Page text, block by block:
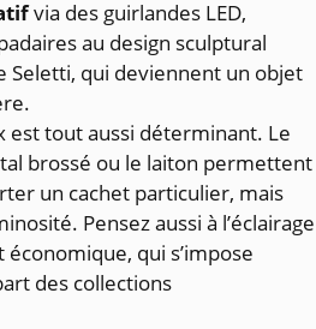
via des guirlandes LED,
au design sculptural
Seletti, qui deviennent un objet
est tout aussi déterminant. Le
brossé ou le laiton permettent
un cachet particulier, mais
Pensez aussi à l’éclairage
économique, qui s’impose
des collections